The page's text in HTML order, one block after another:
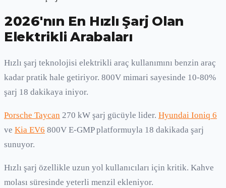
2026'nın En Hızlı Şarj Olan
Elektrikli Arabaları
Hızlı şarj teknolojisi elektrikli araç kullanımını benzin araç
kadar pratik hale getiriyor. 800V mimari sayesinde 10-80%
şarj 18 dakikaya iniyor.
Porsche Taycan 270 kW şarj gücüyle lider. Hyundai Ioniq 6
ve Kia EV6 800V E-GMP platformuyla 18 dakikada şarj
sunuyor.
Hızlı şarj özellikle uzun yol kullanıcıları için kritik. Kahve
molası süresinde yeterli menzil ekleniyor.